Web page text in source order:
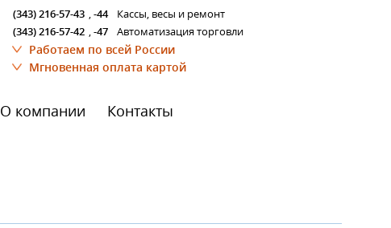
(343) 216-57-43 ,-44
Кассы, весы и ремонт
(343) 216-57-42 ,-47 Автоматизация торговли
Работаем по всей России
Мгновенная оплата картой
О компании Контакты